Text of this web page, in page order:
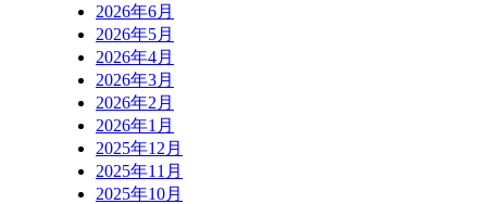
2026年6月
2026年5月
2026年4月
2026年3月
2026年2月
2026年1月
2025年12月
2025年11月
2025年10月